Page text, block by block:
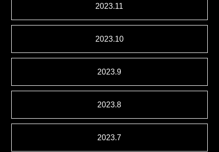
2023.11
2023.10
2023.9
2023.8
2023.7